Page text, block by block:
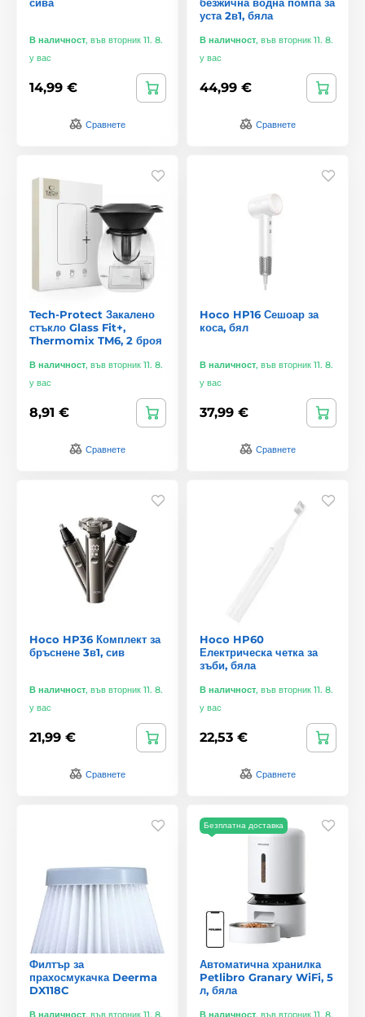
В наличност, във вторник 11. 8.
у вас
14,99 €
Сравнете
уста 2в1, бяла
В наличност, във вторник 11. 8.
у вас
44,99 €
Сравнете
Tech-Protect Закалено
стъкло Glass Fit+,
Thermomix TM6, 2 броя
В наличност, във вторник 11. 8.
у вас
8,91 €
Сравнете
Hoco HP16 Сешоар за
коса, бял
В наличност, във вторник 11. 8.
у вас
37,99 €
Сравнете
Hoco HP36 Комплект за
бръснене 3в1, сив
В наличност, във вторник 11. 8.
у вас
21,99 €
Сравнете
Hoco HP60
Електрическа четка за
зъби, бяла
В наличност, във вторник 11. 8.
у вас
22,53 €
Сравнете
Филтър за
прахосмукачка Deerma
DX118C
В наличност, във вторник 11. 8.
Безплатна доставка
Автоматична хранилка
Petlibro Granary WiFi, 5
л, бяла
В наличност, във вторник 11. 8.